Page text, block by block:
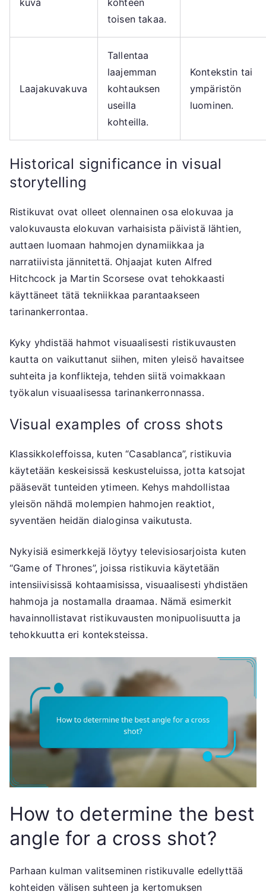
kuva
kohteen
toisen takaa.
Laajakuvakuva
Tallentaa
laajemman
kohtauksen
useilla
kohteilla.
Kontekstin tai
ympäristön
luominen.
Historical significance in visual
storytelling
Ristikuvat ovat olleet olennainen osa elokuvaa ja
valokuvausta elokuvan varhaisista päivistä lähtien,
auttaen luomaan hahmojen dynamiikkaa ja
narratiivista jännitettä. Ohjaajat kuten Alfred
Hitchcock ja Martin Scorsese ovat tehokkaasti
käyttäneet tätä tekniikkaa parantaakseen
tarinankerrontaa.
Kyky yhdistää hahmot visuaalisesti ristikuvausten
kautta on vaikuttanut siihen, miten yleisö havaitsee
suhteita ja konflikteja, tehden siitä voimakkaan
työkalun visuaalisessa tarinankerronnassa.
Visual examples of cross shots
Klassikkoleffoissa, kuten “Casablanca”, ristikuvia
käytetään keskeisissä keskusteluissa, jotta katsojat
pääsevät tunteiden ytimeen. Kehys mahdollistaa
yleisön nähdä molempien hahmojen reaktiot,
syventäen heidän dialoginsa vaikutusta.
Nykyisiä esimerkkejä löytyy televisiosarjoista kuten
“Game of Thrones”, joissa ristikuvia käytetään
intensiivisissä kohtaamisissa, visuaalisesti yhdistäen
hahmoja ja nostamalla draamaa. Nämä esimerkit
havainnollistavat ristikuvausten monipuolisuutta ja
tehokkuutta eri konteksteissa.
How to determine the best
angle for a cross shot?
Parhaan kulman valitseminen ristikuvalle edellyttää
kohteiden välisen suhteen ja kertomuksen